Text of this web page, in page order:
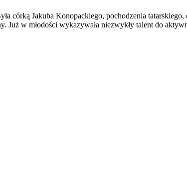
córką Jakuba Konopackiego, pochodzenia
w młodości wykazywała niezwykły talent do